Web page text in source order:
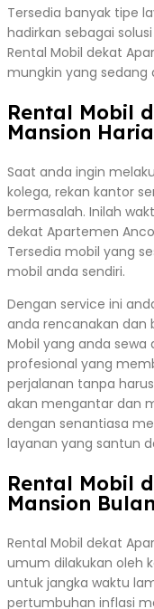
Tersedia banyak tipe
hadirkan sebagai
Rental Mobil dekat
mungkin yang sedang
Rental Mobil
Mansion
Saat anda ingin
kolega, rekan kantor
bermasalah. Inilah
dekat Apartemen
Tersedia mobil yang
mobil anda sendiri.
Dengan service ini
anda rencanakan dan
Mobil yang anda sewa
profesional yang
perjalanan tanpa
akan mengantar dan
dengan senantiasa
layanan yang santun
Rental Mobil
Mansion
Rental Mobil dekat
umum dilakukan oleh
untuk jangka waktu
pertumbuhan inflasi